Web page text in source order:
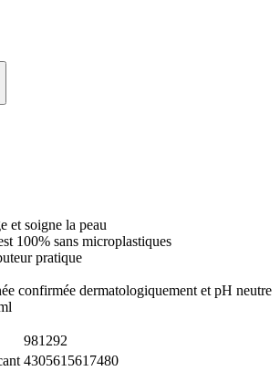
et soigne la peau
100% sans microplastiques
pratique
confirmée dermatologiquement et pH neutre
981292
4305615617480